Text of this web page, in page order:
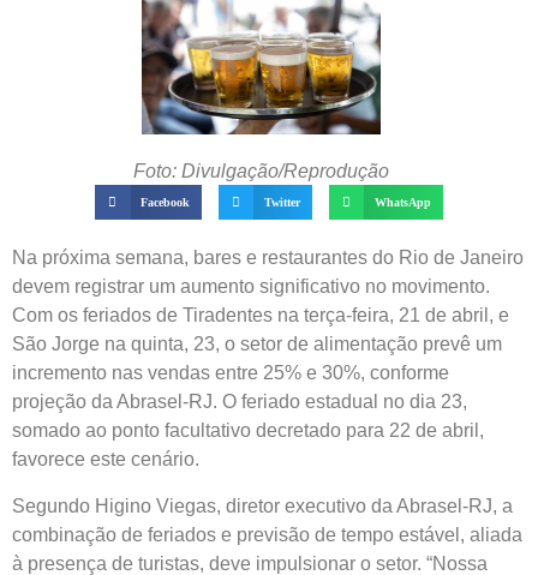
Foto: Divulgação/Reprodução
Facebook Twitter WhatsApp
Na próxima semana, bares e restaurantes do Rio de Janeiro
devem registrar um aumento significativo no movimento.
Com os feriados de Tiradentes na terça-feira, 21 de abril, e
São Jorge na quinta, 23, o setor de alimentação prevê um
incremento nas vendas entre 25% e 30%, conforme
projeção da Abrasel-RJ. O feriado estadual no dia 23,
somado ao ponto facultativo decretado para 22 de abril,
favorece este cenário.
Segundo Higino Viegas, diretor executivo da Abrasel-RJ, a
combinação de feriados e previsão de tempo estável, aliada
à presença de turistas, deve impulsionar o setor. “Nossa